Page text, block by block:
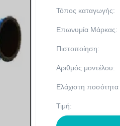
Τόπος καταγωγής:
Επωνυμία Μάρκας:
Πιστοποίηση:
Αριθμός μοντέλου:
Ελάχιστη ποσότητα
Τιμή: